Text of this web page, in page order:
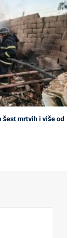
šest mrtvih i više od